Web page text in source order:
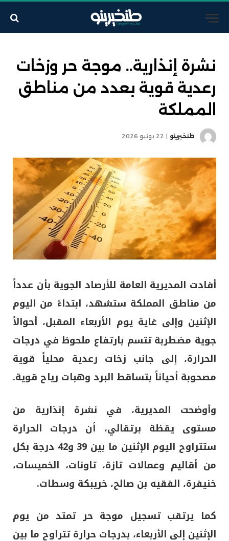
نشرة إنذارية.. موجة حر وزخات
رعدية قوية بعدد من مناطق
المملكة
طنخيرينو 22 يونيو 2026
أفادت المديرية العامة للأرصاد الجوية بأن عدداً
من مناطق المملكة ستشهد، ابتداءً من اليوم
الإثنين وإلى غاية يوم الأربعاء المقبل، أحوالاً
جوية مضطربة تتسم بارتفاع ملحوظ في درجات
الحرارة، إلى جانب زخات رعدية محلياً قوية
مصحوبة أحياناً بتساقط البرد وهبات رياح قوية.
وأوضحت المديرية، في نشرة إنذارية من
مستوى يقظة برتقالي، أن درجات الحرارة
ستتراوح اليوم الإثنين ما بين 39 و42 درجة بكل
من أقاليم وعمالات تازة، تاونات، الخميسات،
خنيفرة، الفقيه بن صالح، خريبكة وسطات.
كما يرتقب تسجيل موجة حر تمتد من يوم
الإثنين إلى الأربعاء، بدرجات حرارة تتراوح ما بين